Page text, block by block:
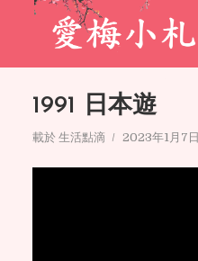
1991 日本遊
載於 生活點滴 2023年1月7日